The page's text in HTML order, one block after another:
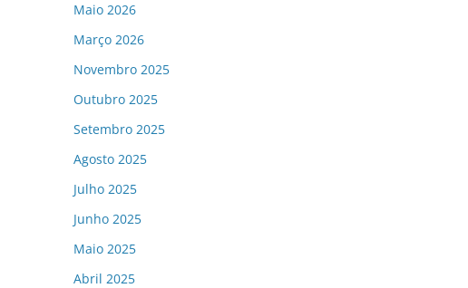
Maio 2026
Março 2026
Novembro 2025
Outubro 2025
Setembro 2025
Agosto 2025
Julho 2025
Junho 2025
Maio 2025
Abril 2025